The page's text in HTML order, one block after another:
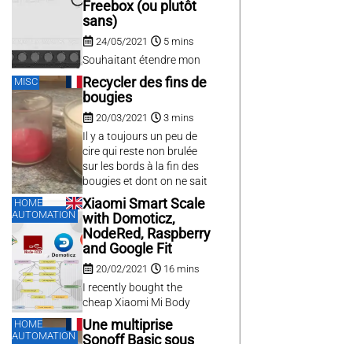
BME280...
no more a GIMP registry
and whereas building
GIMP plugins from source
is very easy under Linux
with gimptool, it has been
for...
Freebox (ou plutôt
sans)
24/05/2021 5 mins
Souhaitant étendre mon
installation domotique
tout en conservant la
commande actuelle par
interrupteur, je me suis
équipé d’un Sonoff Mini
DIY. Outre sa taille réduite,
il possède deux bornes
supplémentaires pour
connecter un interrupteur.
Le Sonoff Mini pourra ainsi
réagir selon que le contact
entre ces deux bornes est
passant...
MISC
Recycler des fins de
bougies
20/03/2021 3 mins
Il y a toujours un peu de
cire qui reste non brulée
sur les bords à la fin des
bougies et dont on ne sait
pas quoi faire. Pour des
grosses bougies, le volume
perdu peut être assez
important, et pour les
bougies sans pots, c’est
encore plus en cas...
HOME
AUTOMATION
Xiaomi Smart Scale
with Domoticz,
NodeRed, Raspberry
and Google Fit
20/02/2021 16 mins
I recently bought the
cheap Xiaomi Mi Body
Composition Scale 2 that
is often sold at 20/25€ on
HOME
AUTOMATION
Une multiprise
Sonoff Basic sous